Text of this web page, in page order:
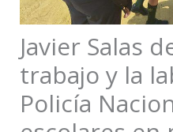
Javier Salas
trabajo y la
Policía